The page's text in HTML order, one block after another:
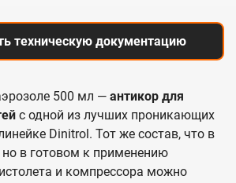
техническую документацию
500 мл — антикор для
с одной из лучших проникающих
Dinitrol. Тот же состав, что в
но в готовом к применению
и компрессора можно